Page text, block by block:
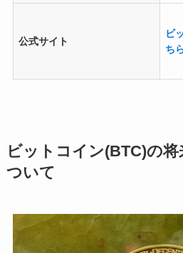
公式サイト
ビ
ち
ビットコイン(BTC)の
ついて